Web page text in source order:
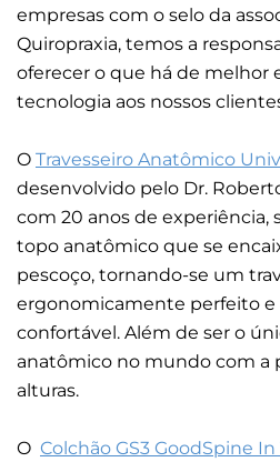
empresas com o selo da
Quiropraxia, temos a
oferecer o que há de melhor
tecnologia aos nossos
O Travesseiro Anatômico
desenvolvido pelo Dr.
com 20 anos de experiência,
topo anatômico que se
pescoço, tornando-se um
ergonomicamente perfeito
confortável. Além de ser o
anatômico no mundo com a
alturas.
O Colchão GS3 GoodSpine In